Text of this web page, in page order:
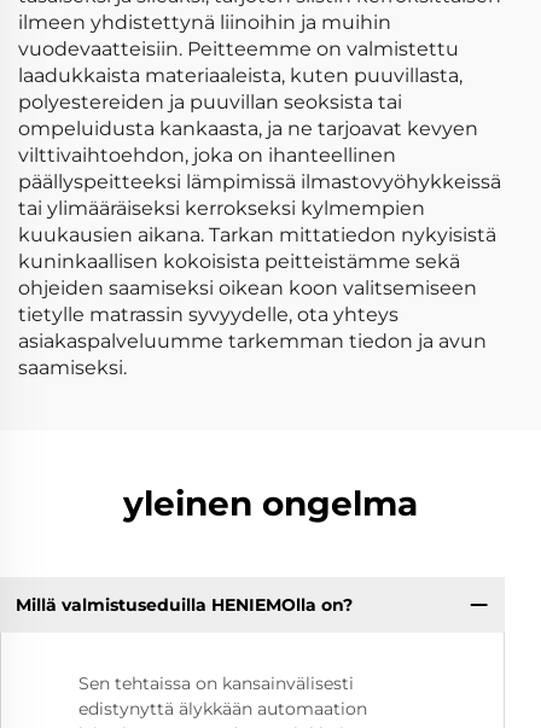
ilmeen yhdistettynä liinoihin ja muihin
vuodevaatteisiin. Peitteemme on valmistettu
laadukkaista materiaaleista, kuten puuvillasta,
polyestereiden ja puuvillan seoksista tai
ompeluidusta kankaasta, ja ne tarjoavat kevyen
vilttivaihtoehdon, joka on ihanteellinen
päällyspeitteeksi lämpimissä ilmastovyöhykkeissä
tai ylimääräiseksi kerrokseksi kylmempien
kuukausien aikana. Tarkan mittatiedon nykyisistä
kuninkaallisen kokoisista peitteistämme sekä
ohjeiden saamiseksi oikean koon valitsemiseen
tietylle matrassin syvyydelle, ota yhteys
asiakaspalveluumme tarkemman tiedon ja avun
saamiseksi.
yleinen ongelma
Millä valmistuseduilla HENIEMOlla on?
Sen tehtaissa on kansainvälisesti
edistynyttä älykkään automaation